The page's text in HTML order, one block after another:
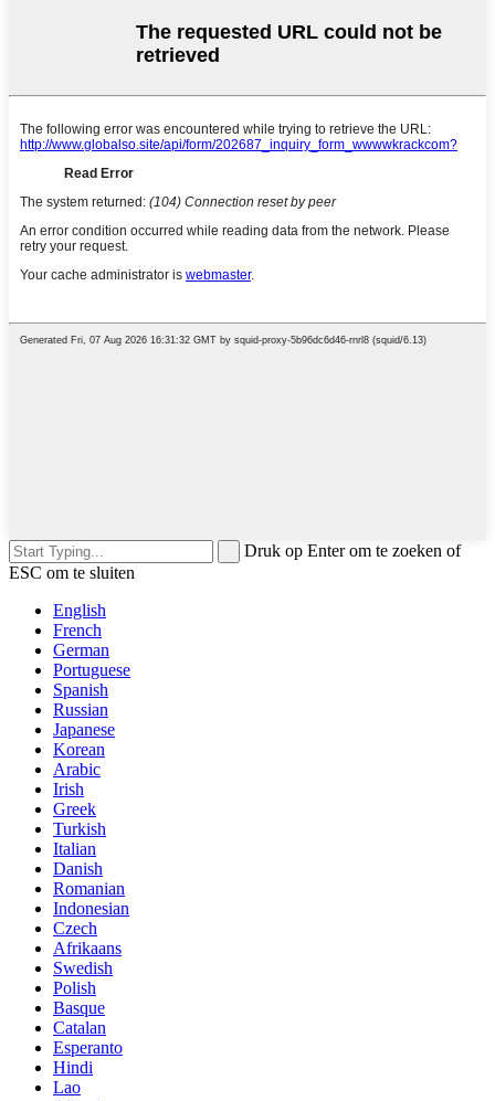
Druk op Enter om te zoeken of
ESC om te sluiten
English
French
German
Portuguese
Spanish
Russian
Japanese
Korean
Arabic
Irish
Greek
Turkish
Italian
Danish
Romanian
Indonesian
Czech
Afrikaans
Swedish
Polish
Basque
Catalan
Esperanto
Hindi
Lao